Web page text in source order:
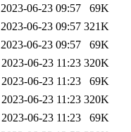
2023-06-23 09:57
69K
2023-06-23 09:57 321K
2023-06-23 09:57
69K
2023-06-23 11:23 320K
2023-06-23 11:23
69K
2023-06-23 11:23 320K
2023-06-23 11:23
69K